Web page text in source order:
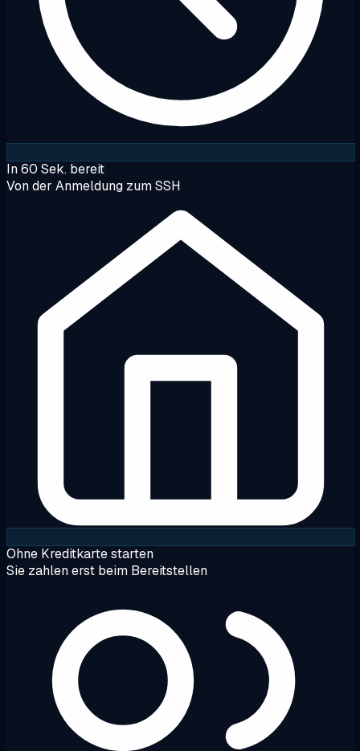
In 60 Sek. bereit
Von der Anmeldung zum SSH
Ohne Kreditkarte starten
Sie zahlen erst beim Bereitstellen